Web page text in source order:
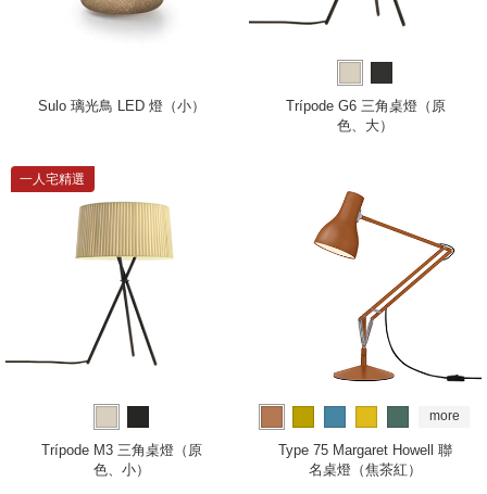
Sulo 璃光鳥 LED 燈（小）
Trípode G6 三角桌燈（原
色、大）
一人宅精選
Trípode M3 三角桌燈（原
色、小）
more
Type 75 Margaret Howell 聯
名桌燈（焦茶紅）